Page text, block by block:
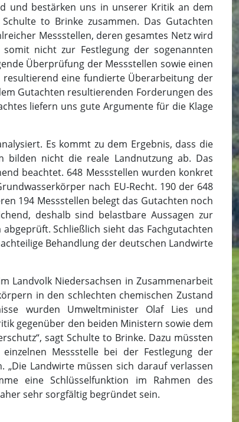
und bestärken uns in unserer Kritik an dem
to Brinke zusammen. Das Gutachten
Messstellen, deren gesamtes Netz wird
nicht zur Festlegung der sogenannten
Überprüfung der Messstellen sowie einen
resultierend eine fundierte Überarbeitung der
Gutachten resultierenden Forderungen des
liefern uns gute Argumente für die Klage
Es kommt zu dem Ergebnis, dass die
bilden nicht die reale Landnutzung ab. Das
beachtet. 648 Messstellen wurden konkret
nach EU-Recht. 190 der 648
194 Messstellen belegt das Gutachten noch
deshalb sind belastbare Aussagen zur
Schließlich sieht das Fachgutachten
Behandlung der deutschen Landwirte
Landvolk Niedersachsen in Zusammenarbeit
in den schlechten chemischen Zustand
wurden Umweltminister Olaf Lies und
gegenüber den beiden Ministern sowie dem
sagt Schulte to Brinke. Dazu müssten
Messstelle bei der Festlegung der
Landwirte müssen sich darauf verlassen
eine Schlüsselfunktion im Rahmen des
sehr sorgfältig begründet sein.